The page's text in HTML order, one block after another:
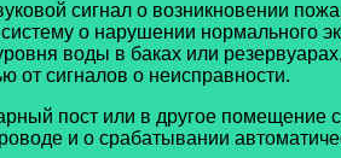
сигнал о возникновении
о нарушении нормального
воды в баках или
от сигналов о неисправности.
пост или в другое
и о срабатывании